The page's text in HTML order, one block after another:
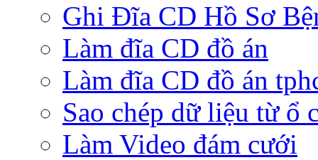
Ghi Đĩa CD Hồ Sơ
Làm đĩa CD đồ án
Làm đĩa CD đồ án
Sao chép dữ liệu từ ổ
Làm Video đám cưới